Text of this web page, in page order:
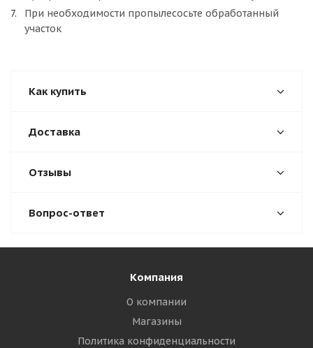
При необходимости пропылесосьте обработанный
участок
Как купить
Доставка
Отзывы
Вопрос-ответ
Компания
О компании
Магазины
Политика конфиденциальности